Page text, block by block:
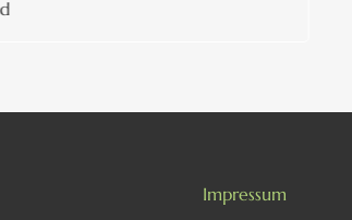
Impressum